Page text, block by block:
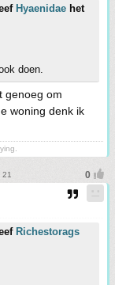
Hyaenidae het
doen.
genoeg om
woning denk ik
21
Richestorags